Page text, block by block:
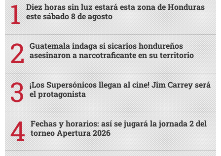
Diez horas sin luz estará esta zona de Honduras
este sábado 8 de agosto
Guatemala indaga si sicarios hondureños
asesinaron a narcotraficante en su territorio
¡Los Supersónicos llegan al cine! Jim Carrey será
el protagonista
Fechas y horarios: así se jugará la jornada 2 del
torneo Apertura 2026